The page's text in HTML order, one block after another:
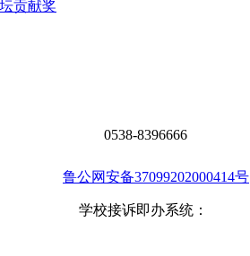
贡献奖
0538-8396666
鲁公网安备37099202000414号
学校接诉即办系统：